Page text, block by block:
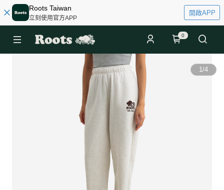
Roots Taiwan
立刻使用官方APP
開啟APP
0
1/4